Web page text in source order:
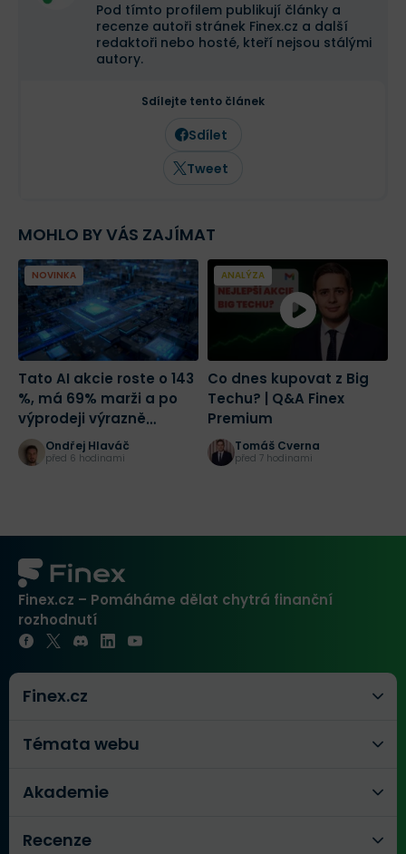
Pod tímto profilem publikují články a
recenze autoři stránek Finex.cz a další
redaktoři nebo hosté, kteří nejsou stálými
autory.
Sdílejte tento článek
Sdílet
Tweet
MOHLO BY VÁS ZAJÍMAT
NOVINKA
Tato AI akcie roste o 143
%, má 69% marži a po
výprodeji výrazně
zlevnilaOndřej Hlaváč
před 6 hodinami
ANALÝZA
Co dnes kupovat z Big
Techu? | Q&A Finex
Premium
Tomáš Cverna
před 7 hodinami
Finex.cz – Pomáháme dělat chytrá finanční
rozhodnutí
Finex.cz
Témata webu
Akademie
Recenze